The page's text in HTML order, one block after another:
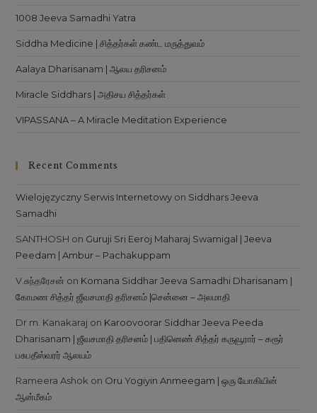
1008 Jeeva Samadhi Yatra
Siddha Medicine | சித்தர்கள் கண்ட மருத்துவம்
Aalaya Dharisanam | ஆலய தரிசனம்
Miracle Siddhars | அதிசய சித்தர்கள்
VIPASSANA – A Miracle Meditation Experience
Recent Comments
Wielojęzyczny Serwis Internetowy on Siddhars Jeeva
Samadhi
SANTHOSH on Guruji Sri Eeroj Maharaj Swamigal | Jeeva
Peedam | Ambur – Pachakuppam
V.சுந்தரேசன் on Komana Siddhar Jeeva Samadhi Dharisanam |
கோமண சித்தர் ஜீவசமாதி தரிசனம் |சென்னை – அலமாதி
Dr m. Kanakaraj on Karoovoorar Siddhar Jeeva Peeda
Dharisanam | ஜீவசமாதி தரிசனம் | பதினெண் சித்தர் கருவூரார் – கரூர்
பசுபதீஸ்வரர் ஆலயம்
Rameera Ashok on Oru Yogiyin Anmeegam | ஒரு யோகியின்
ஆன்மீகம்